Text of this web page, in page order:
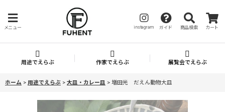
メニュー instagram ガイド 商品検索 カート
用途でえらぶ 作家でえらぶ 展覧会でえらぶ
ホーム > 用途でえらぶ > 大皿・カレー皿 > 増田光 だえん動物大皿